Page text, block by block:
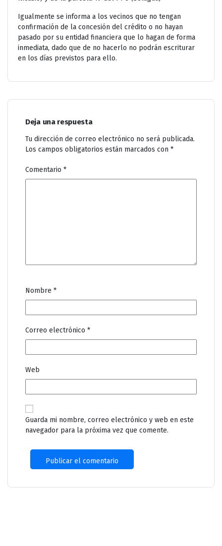
Igualmente se informa a los vecinos que no tengan
confirmación de la concesión del crédito o no hayan
pasado por su entidad financiera que lo hagan de forma
inmediata, dado que de no hacerlo no podrán escriturar
en los días previstos para ello.
Deja una respuesta
Tu dirección de correo electrónico no será publicada.
Los campos obligatorios están marcados con *
Comentario *
Nombre *
Correo electrónico *
Web
Guarda mi nombre, correo electrónico y web en este
navegador para la próxima vez que comente.